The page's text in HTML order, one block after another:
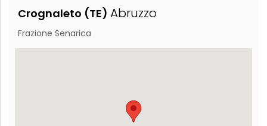
Crognaleto (TE) Abruzzo
Frazione Senarica